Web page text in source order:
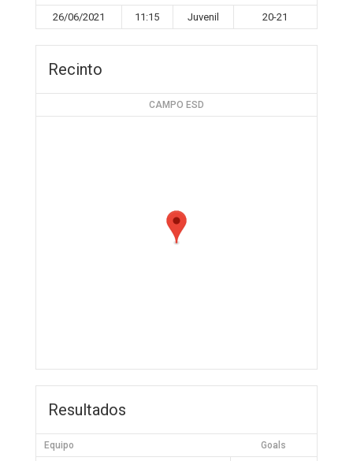
26/06/2021 11:15 Juvenil 20-21
Recinto
CAMPO ESD
Resultados
Equipo Goals